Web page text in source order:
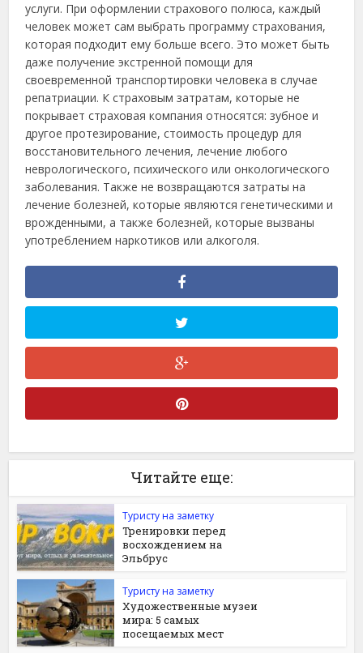
услуги. При оформлении страхового полюса, каждый
человек может сам выбрать программу страхования,
которая подходит ему больше всего. Это может быть
даже получение экстренной помощи для
своевременной транспортировки человека в случае
репатриации. К страховым затратам, которые не
покрывает страховая компания относятся: зубное и
другое протезирование, стоимость процедур для
восстановительного лечения, лечение любого
неврологического, психического или онкологического
заболевания. Также не возвращаются затраты на
лечение болезней, которые являются генетическими и
врожденными, а также болезней, которые вызваны
употреблением наркотиков или алкоголя.
Читайте еще:
Туристу на заметку
Тренировки перед
восхождением на
Эльбрус
Туристу на заметку
Художественные музеи
мира: 5 самых
посещаемых мест